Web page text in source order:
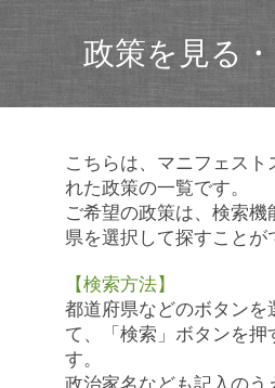
政策を見る
こちらは、マニフェスト
れた政策の一覧です。
ご希望の政策は、検索
県を選択して探すことが
【検索方法】
都道府県などのボタンを
て、「検索」ボタンを押
す。